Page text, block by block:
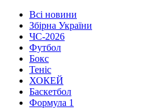
Всі новини
Збірна України
ЧС-2026
Футбол
Бокс
Теніс
ХОКЕЙ
Баскетбол
Формула 1